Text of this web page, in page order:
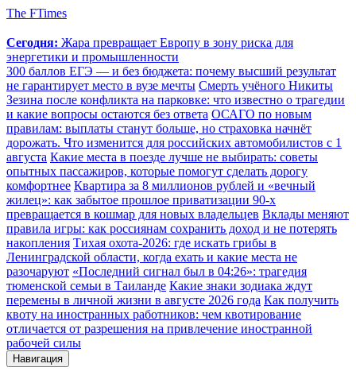
The FTimes
Сегодня: Жара превращает Европу в зону риска для
энергетики и промышленности
300 баллов ЕГЭ — и без бюджета: почему высший результат
не гарантирует место в вузе мечты Смерть учёного Никиты
Зезина после конфликта на парковке: что известно о трагедии
и какие вопросы остаются без ответа ОСАГО по новым
правилам: выплаты станут больше, но страховка начнёт
дорожать. Что изменится для российских автомобилистов с 1
августа Какие места в поезде лучше не выбирать: советы
опытных пассажиров, которые помогут сделать дорогу
комфортнее Квартира за 8 миллионов рублей и «вечный
жилец»: как забытое прошлое приватизации 90-х
превращается в кошмар для новых владельцев Вклады меняют
правила игры: как россиянам сохранить доход и не потерять
накопления Тихая охота-2026: где искать грибы в
Ленинградской области, когда ехать и какие места не
разочаруют «Последний сигнал был в 04:26»: трагедия
тюменской семьи в Таиланде Какие знаки зодиака ждут
перемены в личной жизни в августе 2026 года Как получить
квоту на иностранных работников: чем квотирование
отличается от разрешения на привлечение иностранной
рабочей силы
Навигация